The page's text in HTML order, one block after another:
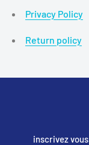
Privacy Policy
Return policy
inscrivez